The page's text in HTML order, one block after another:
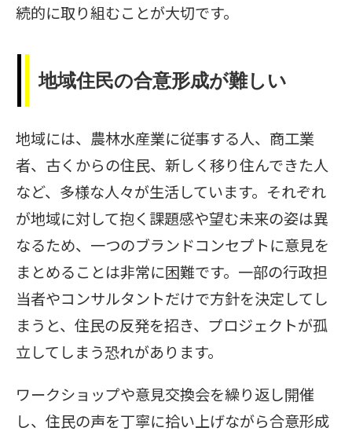
続的に取り組むことが大切です。
地域住民の合意形成が難しい
地域には、農林水産業に従事する人、商工業
者、古くからの住民、新しく移り住んできた人
など、多様な人々が生活しています。それぞれ
が地域に対して抱く課題感や望む未来の姿は異
なるため、一つのブランドコンセプトに意見を
まとめることは非常に困難です。一部の行政担
当者やコンサルタントだけで方針を決定してし
まうと、住民の反発を招き、プロジェクトが孤
立してしまう恐れがあります。
ワークショップや意見交換会を繰り返し開催
し、住民の声を丁寧に拾い上げながら合意形成